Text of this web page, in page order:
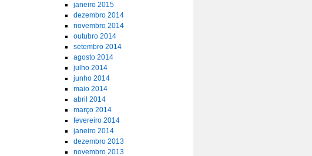
janeiro 2015
dezembro 2014
novembro 2014
outubro 2014
setembro 2014
agosto 2014
julho 2014
junho 2014
maio 2014
abril 2014
março 2014
fevereiro 2014
janeiro 2014
dezembro 2013
novembro 2013